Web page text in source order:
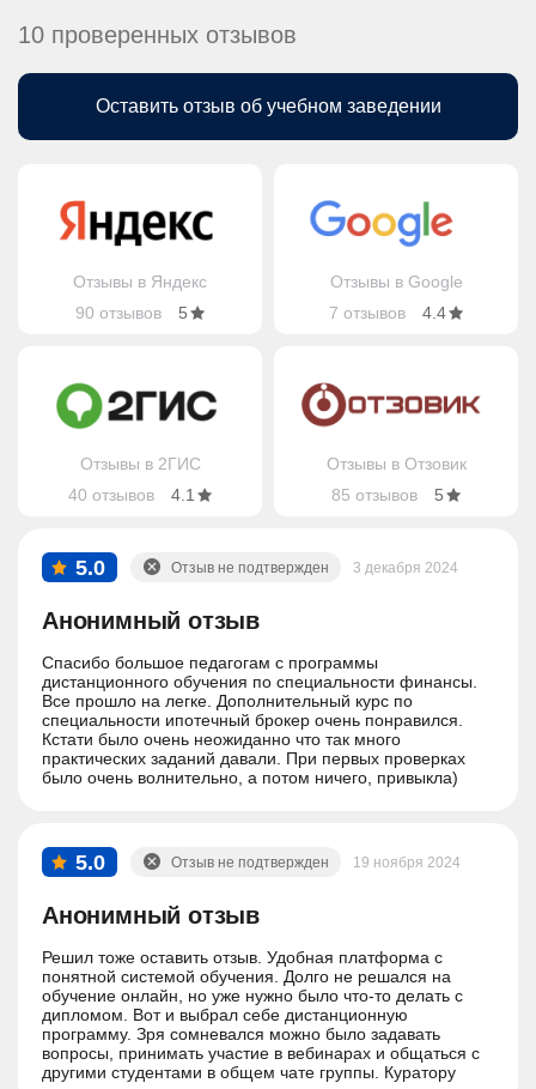
10 проверенных отзывов
Оставить отзыв об учебном заведении
Отзывы в Яндекс
90 отзывов
5
Отзывы в Google
7 отзывов
4.4
Отзывы в 2ГИС
40 отзывов
4.1
Отзывы в Отзовик
85 отзывов
5
5.0
Анонимный отзыв
3 декабря 2024
Отзыв не подтвержден
Спасибо большое педагогам с программы
дистанционного обучения по специальности финансы.
Все прошло на легке. Дополнительный курс по
специальности ипотечный брокер очень понравился.
Кстати было очень неожиданно что так много
практических заданий давали. При первых проверках
было очень волнительно, а потом ничего, привыкла)
5.0
Анонимный отзыв
19 ноября 2024
Отзыв не подтвержден
Решил тоже оставить отзыв. Удобная платформа с
понятной системой обучения. Долго не решался на
обучение онлайн, но уже нужно было что-то делать с
дипломом. Вот и выбрал себе дистанционную
программу. Зря сомневался можно было задавать
вопросы, принимать участие в вебинарах и общаться с
другими студентами в общем чате группы. Куратору